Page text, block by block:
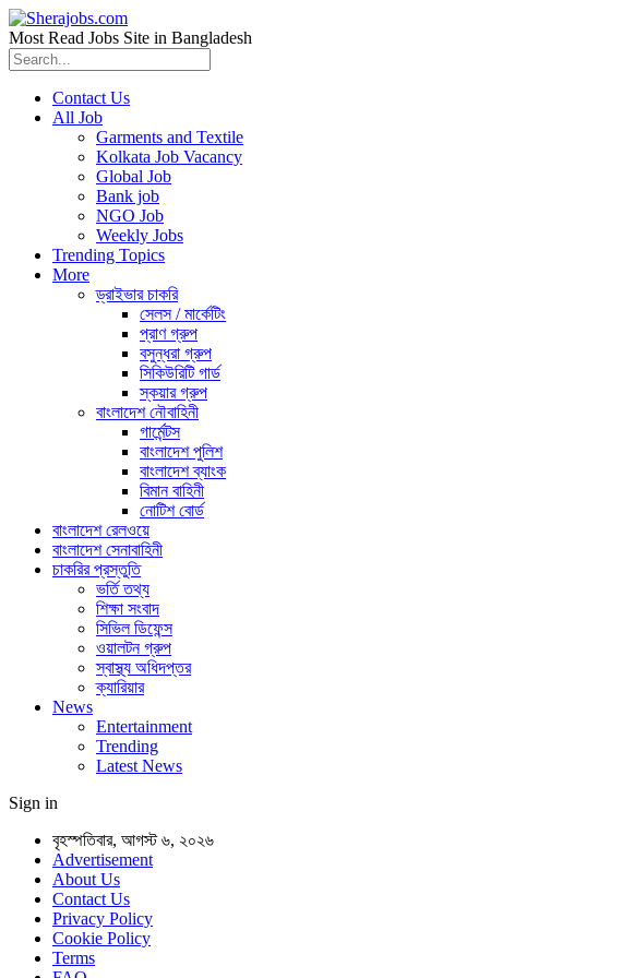
Most Read Jobs Site in Bangladesh
Contact Us
All Job
Garments and Textile
Kolkata Job Vacancy
Global Job
Bank job
NGO Job
Weekly Jobs
Trending Topics
More
ড্রাইভার চাকরি
সেলস / মার্কেটিং
প্রাণ গ্রুপ
বসুন্ধরা গ্রুপ
সিকিউরিটি গার্ড
স্কয়ার গ্রুপ
বাংলাদেশ নৌবাহিনী
গার্মেন্টস
বাংলাদেশ পুলিশ
বাংলাদেশ ব্যাংক
বিমান বাহিনী
নোটিশ বোর্ড
বাংলাদেশ রেলওয়ে
বাংলাদেশ সেনাবাহিনী
চাকরির প্রস্তুতি
ভর্তি তথ্য
শিক্ষা সংবাদ
সিভিল ডিফেন্স
ওয়ালটন গ্রুপ
স্বাস্থ্য অধিদপ্তর
ক্যারিয়ার
News
Entertainment
Trending
Latest News
Sign in
বৃহস্পতিবার, আগস্ট ৬, ২০২৬
Advertisement
About Us
Contact Us
Privacy Policy
Cookie Policy
Terms